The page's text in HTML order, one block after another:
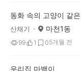
동화 속의 고양이 같
산채기 마천1동
99 1 05개월 전
우리집 마뱀이